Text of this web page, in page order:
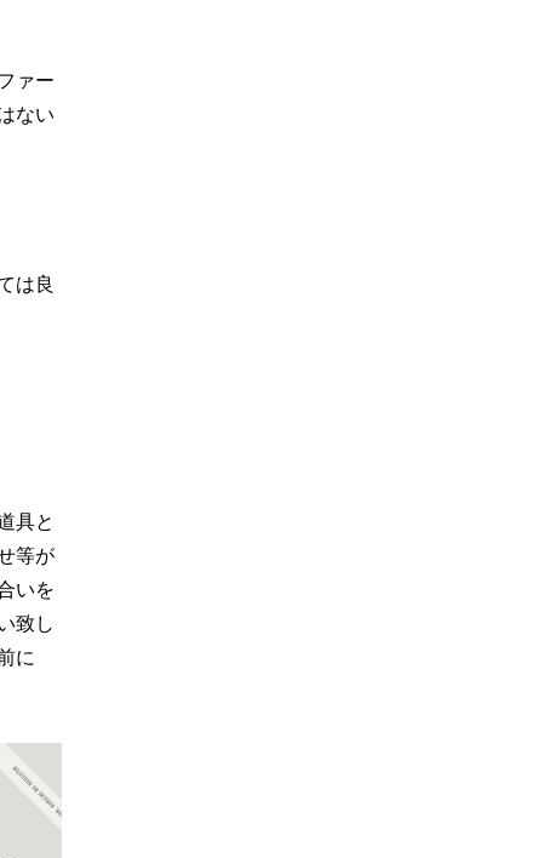
ァー
ない
は良
具と
等が
いを
致し
に